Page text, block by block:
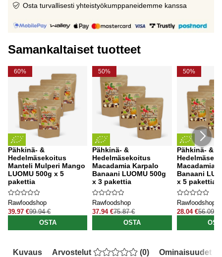
Osta turvallisesti yhteistyökumppaneidemme kanssa
Samankaltaiset tuotteet
60%
Pähkinä- &
Hedelmäsekoitus
Manteli Mulperi Mango
LUOMU 500g x 5
pakettia
Rawfoodshop
39.97 €99.94 €
OSTA
50%
Pähkinä- &
Hedelmäsekoitus
Macadamia Karpalo
Banaani LUOMU 500g
x 3 pakettia
Rawfoodshop
37.94 €75.87 €
OSTA
50%
Pähkinä- &
Macadamia
Banaani
x 5 pakettia
Rawfoodshop
28.04 €56.09 €
Kuvaus Arvostelut (0) Ominaisuudet